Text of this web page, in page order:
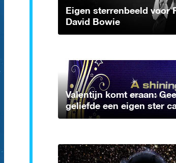
Eigen sterrenbeeld voor
David Bowie
Valentijn komt eraan:
geliefde een eigen ster